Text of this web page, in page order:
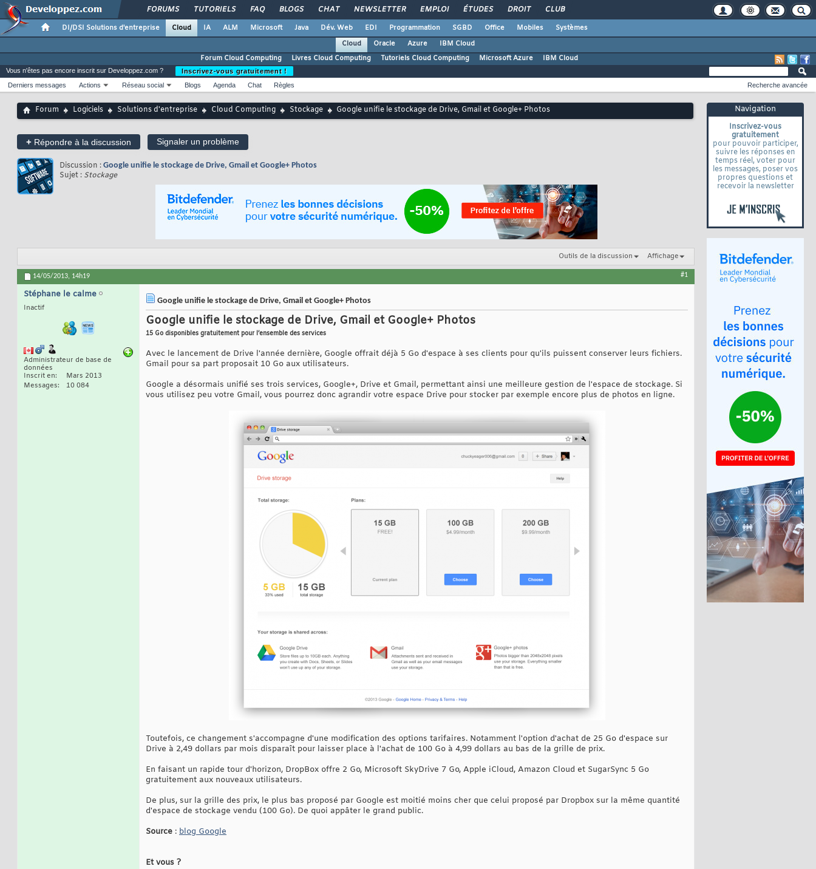
FORUMS TUTORIELS FAQ BLOGS CHAT NEWSLETTER EMPLOI ÉTUDES DROIT CLUB
DI/DSI Solutions d'entreprise Cloud IA ALM Microsoft Java Dév. Web EDI Programmation SGBD Office Mobiles
Systèmes
Cloud
Oracle Azure
IBM Cloud
Forum Cloud Computing
Livres Cloud Computing Tutoriels Cloud Computing Microsoft Azure IBM Cloud
Navigation
Inscrivez-vous
gratuitement
pour pouvoir participer,
suivre les réponses en
temps réel, voter pour
les messages, poser vos
propres questions et
recevoir la newsletter
Vous n'êtes pas encore inscrit sur Developpez.com ?
Inscrivez-vous gratuitement !
Derniers messages
Actions Réseau social Blogs Agenda Chat Règles Recherche avancée
Forum Logiciels Solutions d'entreprise Cloud Computing Stockage Google unifie le stockage de Drive, Gmail et Google+ Photos
+ Répondre à la discussion Signaler un problème
Discussion : Google unifie le stockage de Drive, Gmail et Google+ Photos
Sujet : Stockage
Outils de la discussion Affichage
14/05/2013, 14h19 #1
Stéphane le calme
Inactif
Administrateur de base de
données
Inscrit en
Mars 2013
Messages
10 084
Google unifie le stockage de Drive, Gmail et Google+ Photos
Google unifie le stockage de Drive, Gmail et Google+ Photos
15 Go disponibles gratuitement pour l’ensemble des services
Avec le lancement de Drive l'année dernière, Google offrait déjà 5 Go d'espace à ses clients pour qu'ils puissent conserver leurs fichiers.
Gmail pour sa part proposait 10 Go aux utilisateurs.
Google a désormais unifié ses trois services, Google+, Drive et Gmail, permettant ainsi une meilleure gestion de l'espace de stockage. Si
vous utilisez peu votre Gmail, vous pourrez donc agrandir votre espace Drive pour stocker par exemple encore plus de photos en ligne.
Toutefois, ce changement s'accompagne d'une modification des options tarifaires. Notamment l'option d'achat de 25 Go d'espace sur
Drive à 2,49 dollars par mois disparaît pour laisser place à l'achat de 100 Go à 4,99 dollars au bas de la grille de prix.
En faisant un rapide tour d'horizon, DropBox offre 2 Go, Microsoft SkyDrive 7 Go, Apple iCloud, Amazon Cloud et SugarSync 5 Go
gratuitement aux nouveaux utilisateurs.
De plus, sur la grille des prix, le plus bas proposé par Google est moitié moins cher que celui proposé par Dropbox sur la même quantité
d'espace de stockage vendu (100 Go). De quoi appâter le grand public.
Source : blog Google
Et vous ?